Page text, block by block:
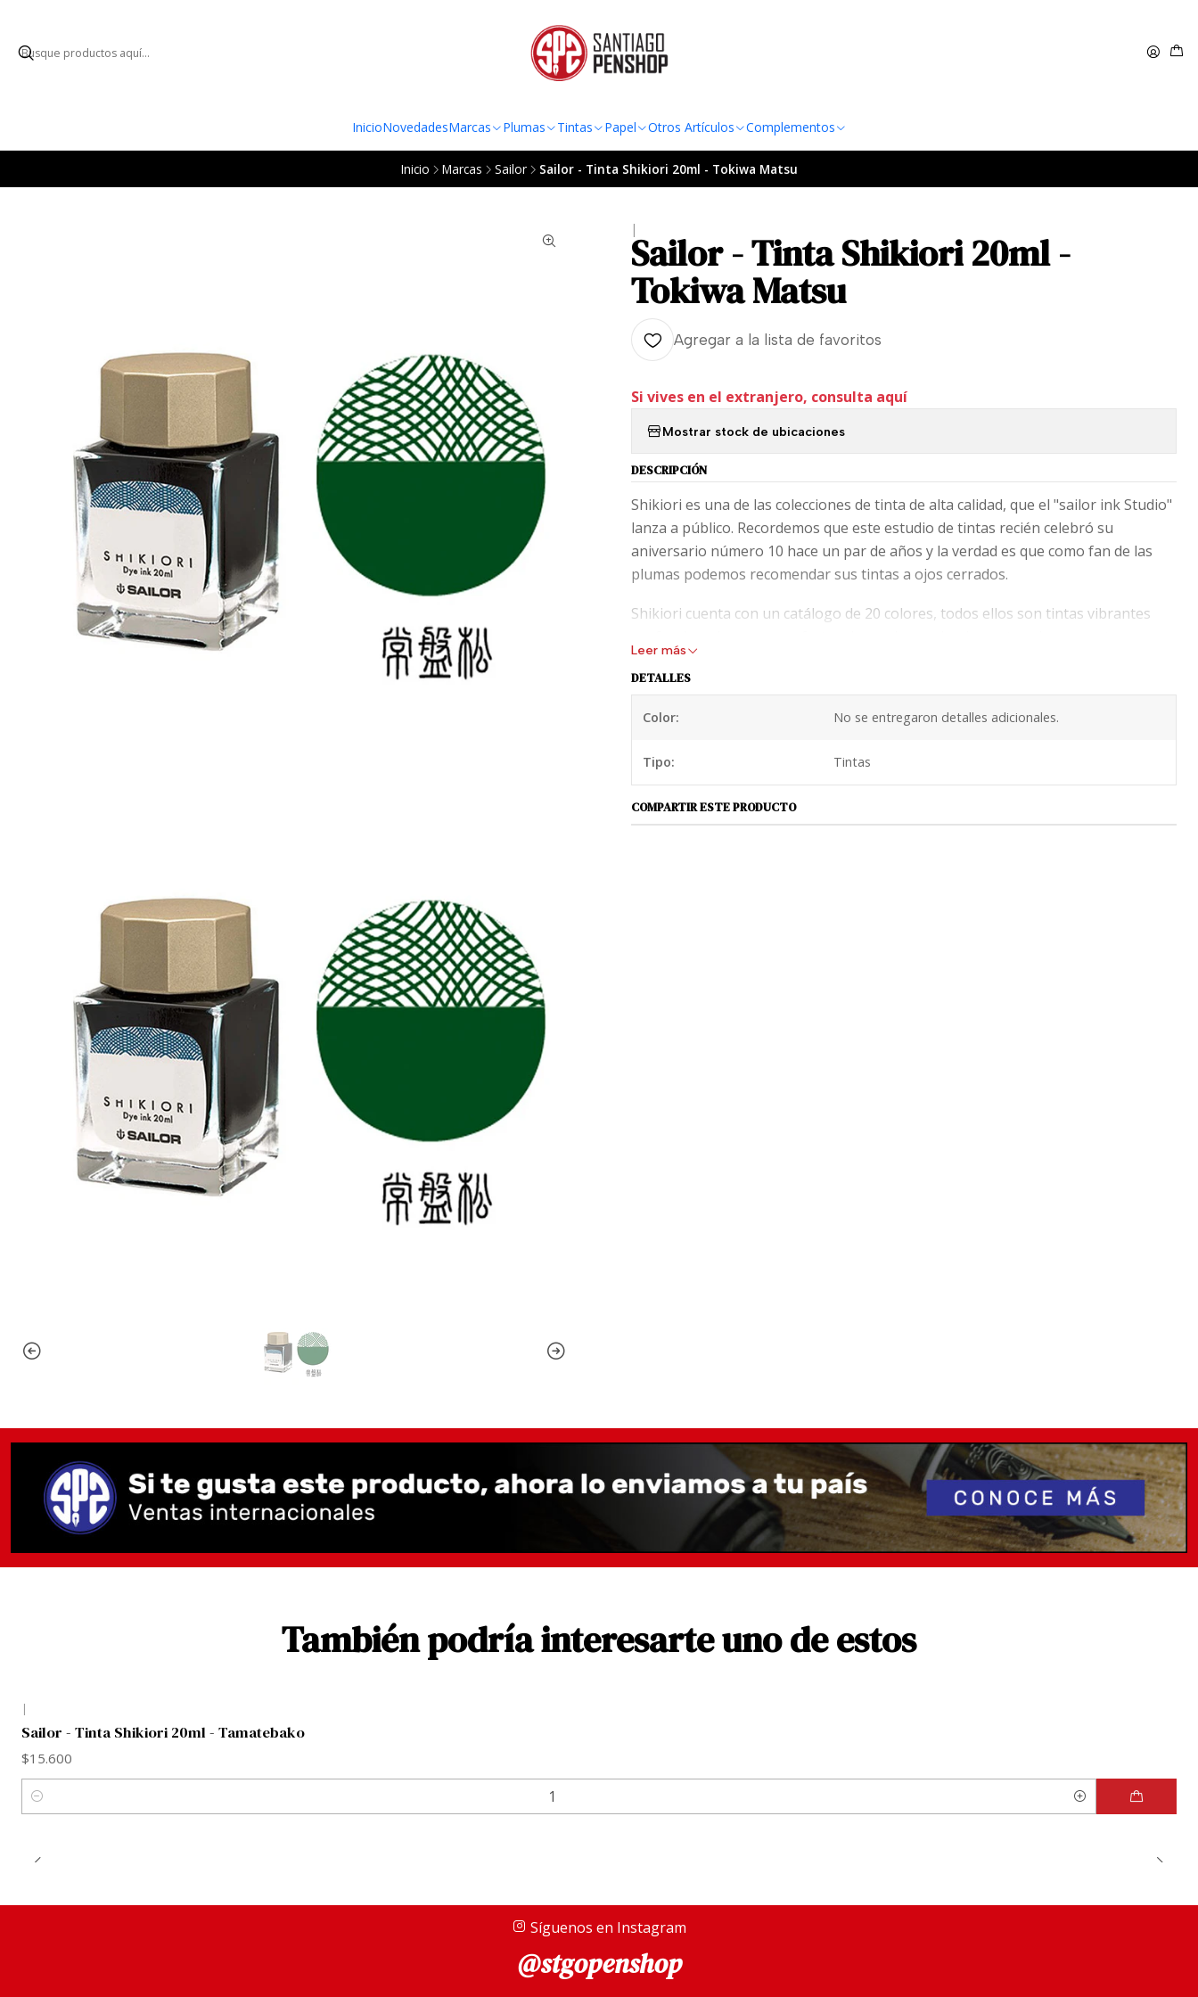
InicioNovedadesMarcas Plumas Tintas Papel Otros Artículos Complementos
Inicio Marcas Sailor Sailor - Tinta Shikiori 20ml - Tokiwa Matsu
|
Sailor - Tinta Shikiori 20ml -
Tokiwa Matsu
Agregar a la lista de favoritos
Si vives en el extranjero, consulta aquí
Mostrar stock de ubicaciones
DESCRIPCIÓN
Shikiori es una de las colecciones de tinta de alta calidad, que el "sailor ink Studio"
lanza a público. Recordemos que este estudio de tintas recién celebró su
aniversario número 10 hace un par de años y la verdad es que como fan de las
plumas podemos recomendar sus tintas a ojos cerrados.
Shikiori cuenta con un catálogo de 20 colores, todos ellos son tintas vibrantes
encantar.
Suavidad que se añade a tu experiencia de escritura premium! Presentada en
frasco de vidrio de 20 ml.
Leer más
DETALLES
Color: No se entregaron detalles adicionales.
Tipo: Tintas
COMPARTIR ESTE PRODUCTO
También podría interesarte uno de estos
|
Sailor - Tinta Shikiori 20ml - Tamatebako
$15.600
Cantidad
Síguenos en Instagram
@stgopenshop